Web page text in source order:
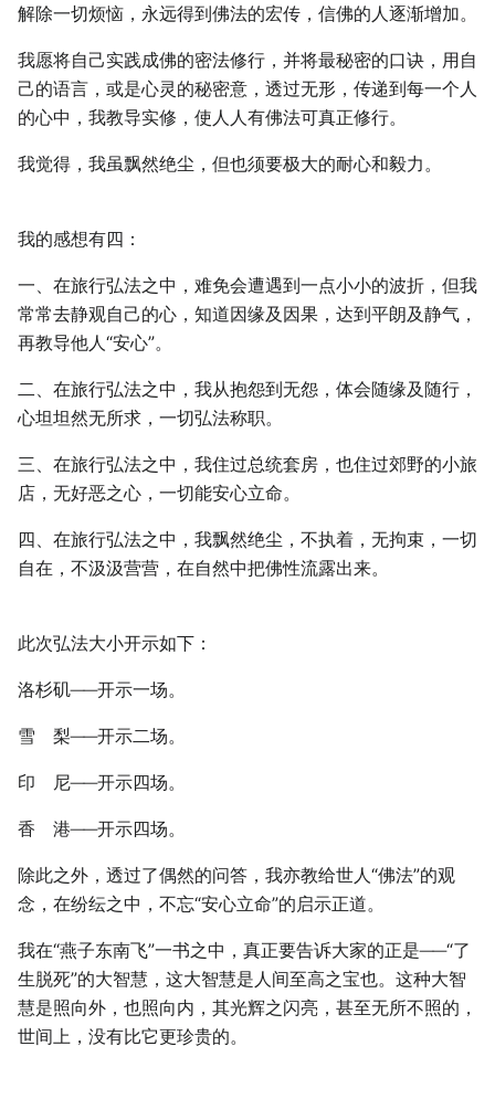
解除一切烦恼，永远得到佛法的宏传，信佛的人逐渐增加。
我愿将自己实践成佛的密法修行，并将最秘密的口诀，用自
己的语言，或是心灵的秘密意，透过无形，传递到每一个人
的心中，我教导实修，使人人有佛法可真正修行。
我觉得，我虽飘然绝尘，但也须要极大的耐心和毅力。
我的感想有四：
一、在旅行弘法之中，难免会遭遇到一点小小的波折，但我
常常去静观自己的心，知道因缘及因果，达到平朗及静气，
再教导他人“安心”。
二、在旅行弘法之中，我从抱怨到无怨，体会随缘及随行，
心坦坦然无所求，一切弘法称职。
三、在旅行弘法之中，我住过总统套房，也住过郊野的小旅
店，无好恶之心，一切能安心立命。
四、在旅行弘法之中，我飘然绝尘，不执着，无拘束，一切
自在，不汲汲营营，在自然中把佛性流露出来。
此次弘法大小开示如下：
洛杉矶──开示一场。
雪 梨──开示二场。
印 尼──开示四场。
香 港──开示四场。
除此之外，透过了偶然的问答，我亦教给世人“佛法”的观
念，在纷纭之中，不忘“安心立命”的启示正道。
我在“燕子东南飞”一书之中，真正要告诉大家的正是──“了
生脱死”的大智慧，这大智慧是人间至高之宝也。这种大智
慧是照向外，也照向内，其光辉之闪亮，甚至无所不照的，
世间上，没有比它更珍贵的。